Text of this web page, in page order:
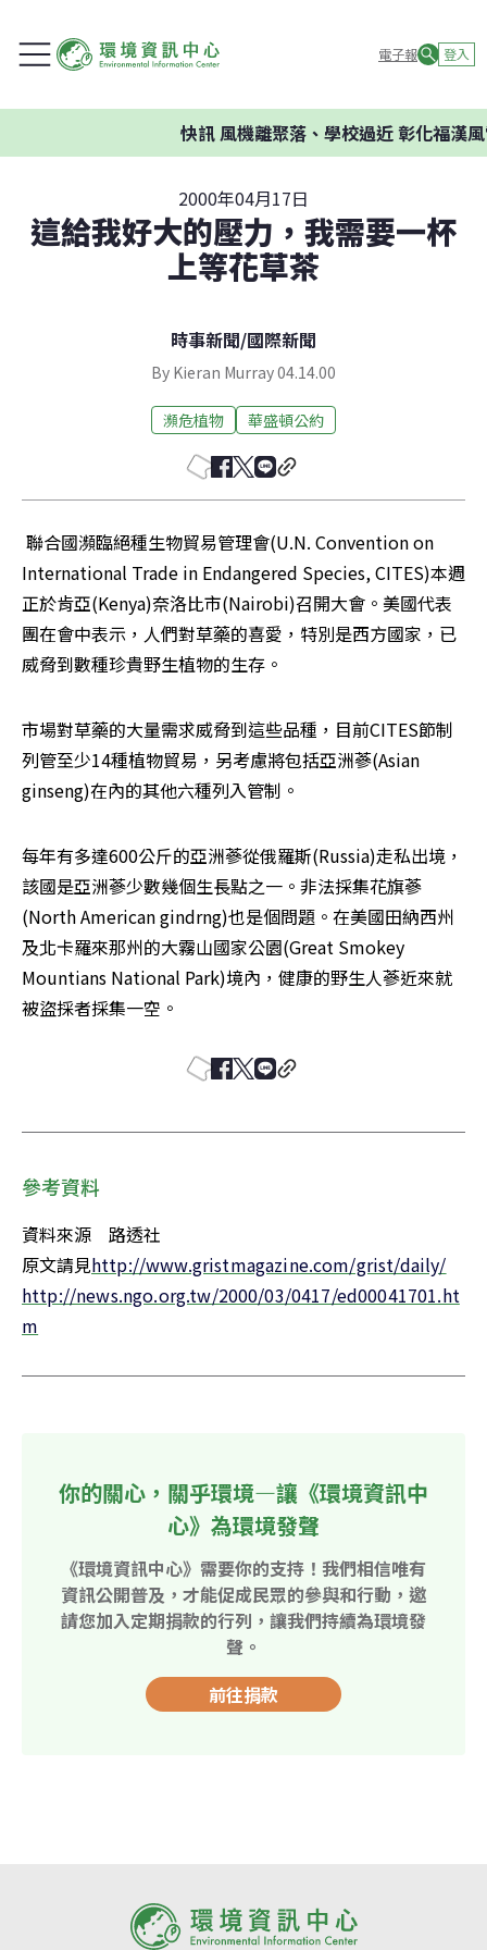
電子報 登入
快訊風機離聚落、學校過近 彰化福漢風
2000年04月17日
這給我好大的壓力，我需要一杯
上等花草茶
時事新聞/國際新聞
By Kieran Murray 04.14.00
瀕危植物 華盛頓公約
聯合國瀕臨絕種生物貿易管理會(U.N. Convention on
International Trade in Endangered Species, CITES)本週
正於肯亞(Kenya)奈洛比市(Nairobi)召開大會。美國代表
團在會中表示，人們對草藥的喜愛，特別是西方國家，已
威脅到數種珍貴野生植物的生存。
市場對草藥的大量需求威脅到這些品種，目前CITES節制
列管至少14種植物貿易，另考慮將包括亞洲蔘(Asian
ginseng)在內的其他六種列入管制。
每年有多達600公斤的亞洲蔘從俄羅斯(Russia)走私出境，
該國是亞洲蔘少數幾個生長點之一。非法採集花旗蔘
(North American gindrng)也是個問題。在美國田納西州
及北卡羅來那州的大霧山國家公園(Great Smokey
Mountians National Park)境內，健康的野生人蔘近來就
被盜採者採集一空。
參考資料
資料來源　路透社
原文請見
http://news.ngo.org.tw/2000/03/0417/ed00041701.ht
m
你的關心，關乎環境—讓《環境資訊中
心》為環境發聲
《環境資訊中心》需要你的支持！我們相信唯有
資訊公開普及，才能促成民眾的參與和行動，邀
請您加入定期捐款的行列，讓我們持續為環境發
聲。
前往捐款